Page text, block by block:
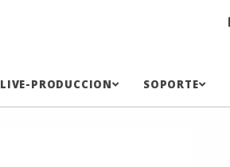
LIVE-PRODUCCION SOPORTE